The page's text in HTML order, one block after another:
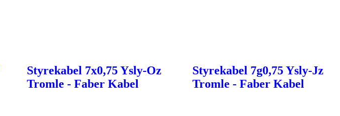
Styrekabel 7x0,75 Ysly-Oz
Tromle - Faber Kabel
Styrekabel 7g0,75 Ysly-Jz
Tromle - Faber Kabel